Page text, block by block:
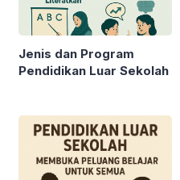
Jenis dan Program
Pendidikan Luar Sekolah